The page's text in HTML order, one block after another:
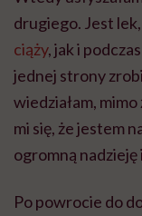
drugiego. Jest
ciąży, jak i
jednej strony
wiedziałam,
mi się, że jestem
ogromną nadzieję
Po powrocie do